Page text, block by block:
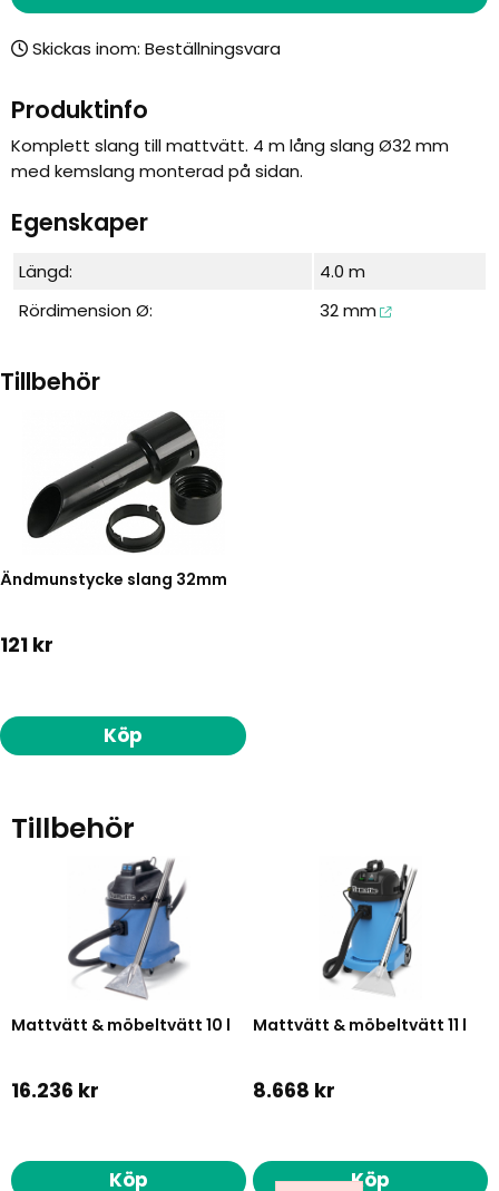
Skickas inom:
Produktinfo
Komplett slang till mattvätt. 4 m lång slang Ø32 mm
med kemslang monterad på sidan.
Egenskaper
Längd:
4.0 m
Rördimension Ø:
32 mm
Tillbehör
Ändmunstycke slang 32mm
121 kr
Köp
Tillbehör
Mattvätt & möbeltvätt 10 l
16.236 kr
Köp
Mattvätt & möbeltvätt 11 l
8.668 kr
Köp